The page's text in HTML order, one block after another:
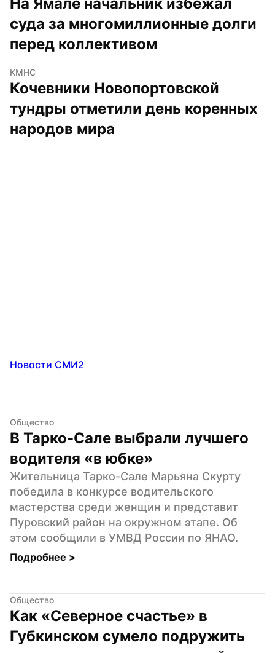
суда за многомиллионные долги
перед коллективом
КМНС
Кочевники Новопортовской
тундры отметили день коренных
народов мира
Новости СМИ2
Общество
В Тарко-Сале выбрали лучшего
водителя «в юбке»
Жительница Тарко-Сале Марьяна Скурту
победила в конкурсе водительского
мастерства среди женщин и представит
Пуровский район на окружном этапе. Об
этом сообщили в УМВД России по ЯНАО.
Подробнее >
Общество
Как «Северное счастье» в
Губкинском сумело подружить